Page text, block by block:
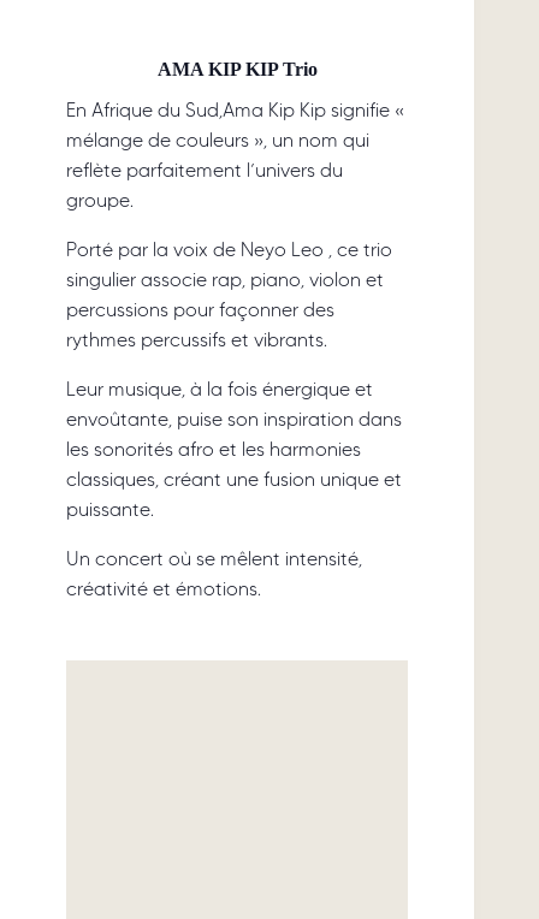
AMA KIP KIP Trio
En Afrique du Sud,Ama Kip Kip signifie «
mélange de couleurs », un nom qui
reflète parfaitement l’univers du
groupe.
Porté par la voix de Neyo Leo , ce trio
singulier associe rap, piano, violon et
percussions pour façonner des
rythmes percussifs et vibrants.
Leur musique, à la fois énergique et
envoûtante, puise son inspiration dans
les sonorités afro et les harmonies
classiques, créant une fusion unique et
puissante.
Un concert où se mêlent intensité,
créativité et émotions.